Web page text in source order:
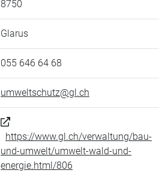
8750
Glarus
055 646 64 68
umweltschutz@gl.ch
https://www.gl.ch/verwaltung/bau-
und-umwelt/umwelt-wald-und-
energie.html/806